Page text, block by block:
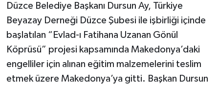
Düzce Belediye Başkanı Dursun Ay, Türkiye
Beyazay Derneği Düzce Şubesi ile işbirliği içinde
başlatılan “Evlad-ı Fatihana Uzanan Gönül
Köprüsü” projesi kapsamında Makedonya’daki
engelliler için alınan eğitim malzemelerini teslim
etmek üzere Makedonya’ya gitti. Başkan Dursun